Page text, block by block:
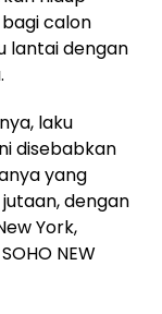
calon
lantai dengan
laku
disebabkan
yang
dengan
York,
NEW